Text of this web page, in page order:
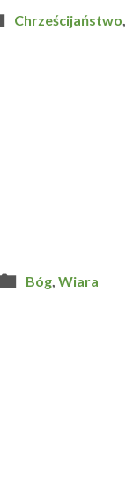
Chrześcijaństwo,
Bóg, Wiara